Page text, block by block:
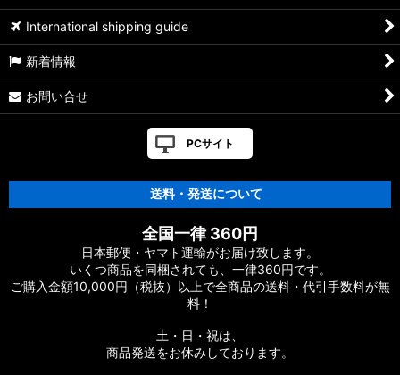
International shipping guide
新着情報
お問い合せ
PCサイト
送料・発送について
全国一律 360円
日本郵便・ヤマト運輸がお届け致します。
いくつ商品を同梱されても、一律360円です。
ご購入金額10,000円（税抜）以上で全商品の送料・代引手数料が無
料！
土・日・祝は、
商品発送をお休みしております。